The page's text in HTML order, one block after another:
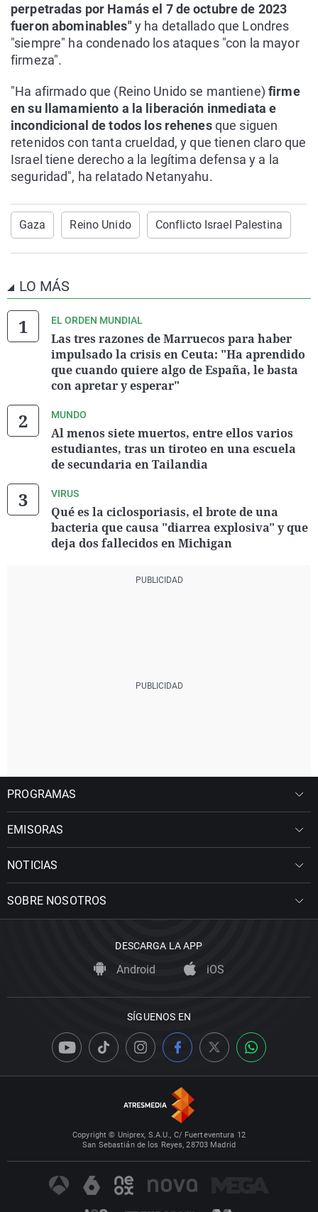
perpetradas por Hamás el 7 de octubre de 2023
fueron abominables"y ha detallado que Londres
"siempre" ha condenado los ataques "con la mayor
firmeza".
"Ha afirmado que (Reino Unido se mantiene)firme
en su llamamiento a la liberación inmediata e
incondicional de todos los rehenesque siguen
retenidos con tanta crueldad, y que tienen claro que
Israel tiene derecho a la legítima defensa y a la
seguridad", ha relatado Netanyahu.
Gaza Reino Unido Conflicto Israel Palestina
LO MÁS
EL ORDEN MUNDIAL
Las tres razones de Marruecos para haber
impulsado la crisis en Ceuta: "Ha aprendido
que cuando quiere algo de España, le basta
con apretar y esperar"
MUNDO
Al menos siete muertos, entre ellos varios
estudiantes, tras un tiroteo en una escuela
de secundaria en Tailandia
VIRUS
Qué es la ciclosporiasis, el brote de una
bacteria que causa "diarrea explosiva" y que
deja dos fallecidos en Michigan
PROGRAMAS
EMISORAS
NOTICIAS
SOBRE NOSOTROS
DESCARGA LA APP
Android iOS
SÍGUENOS EN
Copyright © Uniprex, S.A.U., C/ Fuerteventura 12
San Sebastián de los Reyes, 28703 Madrid